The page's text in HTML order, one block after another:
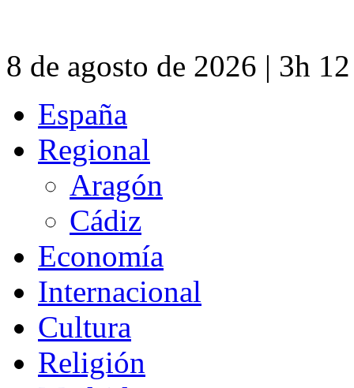
8 de agosto de 2026 | 3h
España
Regional
Aragón
Cádiz
Economía
Internacional
Cultura
Religión